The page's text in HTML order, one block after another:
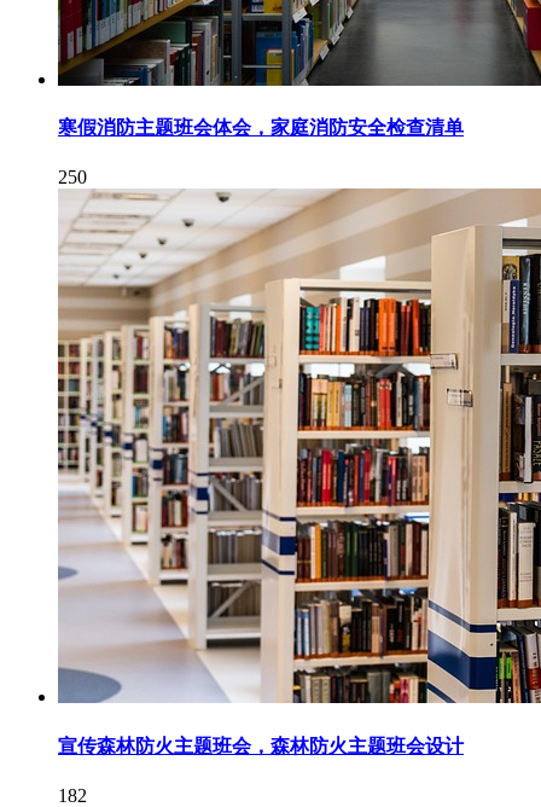
寒假消防主题班会体会，家庭消防安全检查清单
250
宣传森林防火主题班会，森林防火主题班会设计
182